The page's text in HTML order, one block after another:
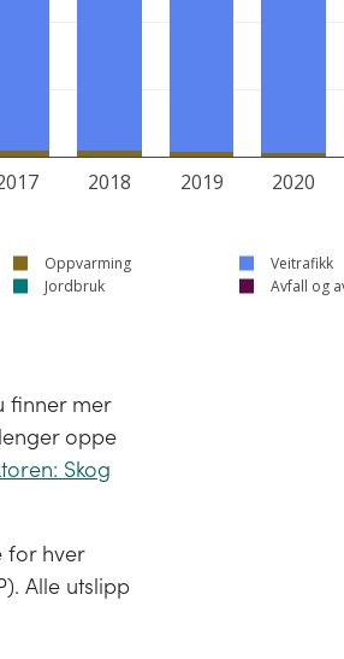
2018 2019 2020
Oppvarming
Veitrafikk
Jordbruk Avfall og
finner mer
oppe
Skog
for hver
Alle utslipp